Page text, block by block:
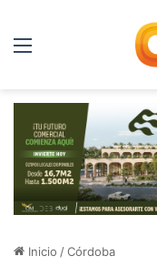
Menú
Inicio /Córdoba